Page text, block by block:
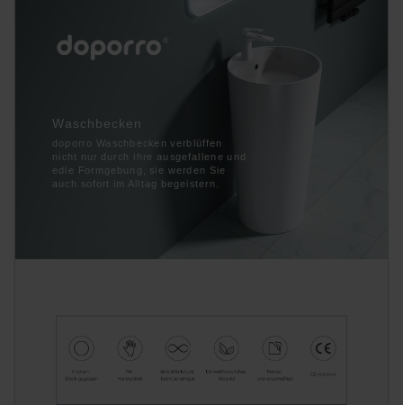
Waschbecken
doporro Waschbecken verblüffen
nicht nur durch ihre ausgefallene und
edle Formgebung, sie werden Sie
auch sofort im Alltag begeistern.